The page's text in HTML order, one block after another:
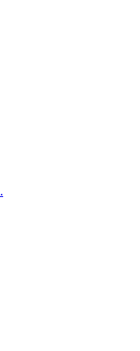
.